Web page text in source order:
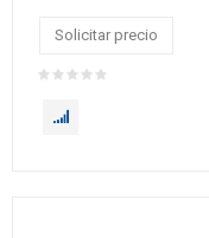
Solicitar precio